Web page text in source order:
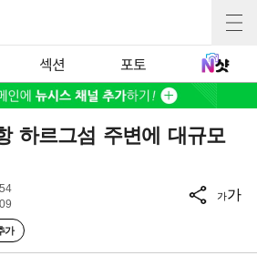
섹션 포토
하르그섬 주변에 대규모
가
가가